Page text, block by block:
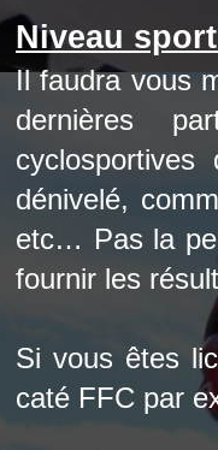
Niveau
Il faudra vous
dernières
dénivelé,
etc… Pas la
fournir les
Si vous êtes
caté FFC par